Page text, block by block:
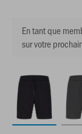
En tant que
sur votre